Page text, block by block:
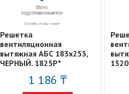
Решетка
вентиляционная
вытяжная АБС 183х253,
ЧЕРНЫЙ. 1825Р*
1 186 ₸